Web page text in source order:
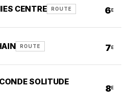
CENTRE ROUTE 6 E
ROUTE 7 E
SOLITUDE
8E